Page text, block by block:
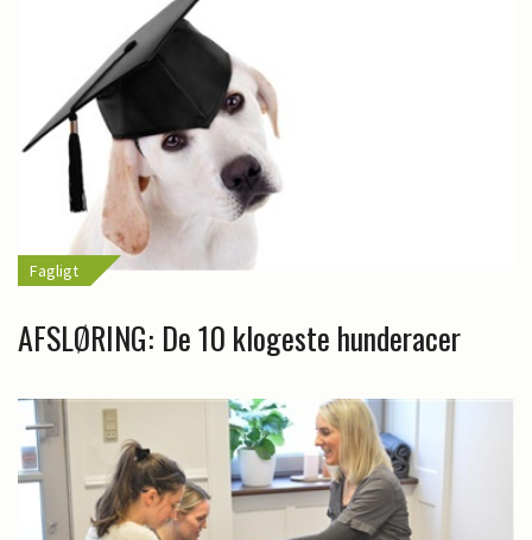
Fagligt
AFSLØRING: De 10 klogeste hunderacer